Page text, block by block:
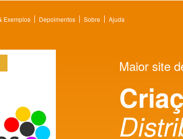
Exemplos Depoimentos Sobre Ajuda
Maior site